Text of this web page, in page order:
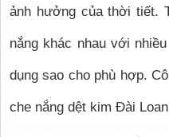
ảnh hưởng của thời tiết.
nắng khác nhau với
dụng sao cho phù hợp.
che nắng dệt kim Đài